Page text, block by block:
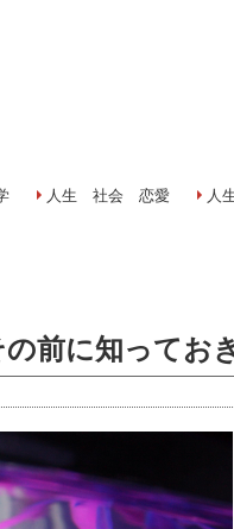
人生 社会 恋愛
人
前に知ってお